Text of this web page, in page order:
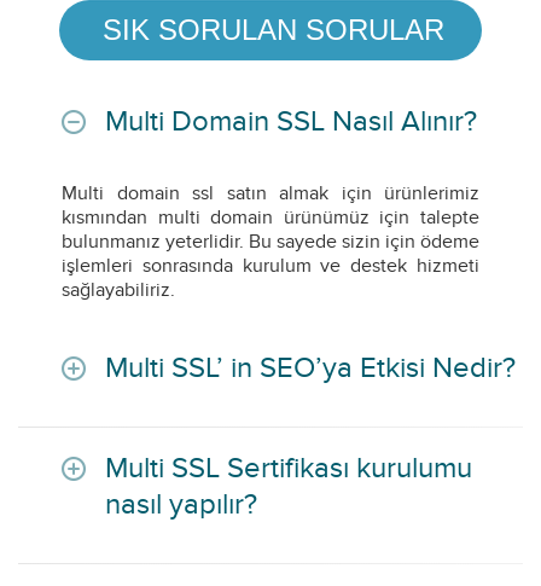
SIK SORULAN SORULAR
Multi Domain SSL Nasıl Alınır?
Multi domain ssl satın almak için ürünlerimiz
kısmından multi domain ürünümüz için talepte
bulunmanız yeterlidir. Bu sayede sizin için ödeme
işlemleri sonrasında kurulum ve destek hizmeti
sağlayabiliriz.
Multi SSL’ in SEO’ya Etkisi Nedir?
Multi SSL Sertifikası kurulumu
nasıl yapılır?